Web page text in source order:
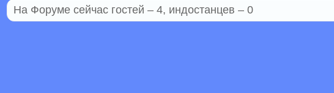
На Форуме сейчас гостей – 4, индостанцев – 0